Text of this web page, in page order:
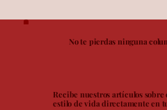
Cualquier Rutina
No te pierdas ninguna
Recibe nuestros artículos sobre
estilo de vida directamente en